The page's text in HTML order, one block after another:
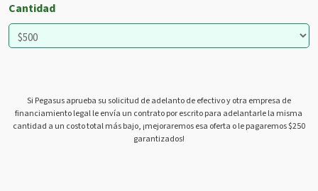
Cantidad
Si Pegasus aprueba su solicitud de adelanto de efectivo y otra empresa de
financiamiento legal le envía un contrato por escrito para adelantarle la misma
cantidad a un costo total más bajo, ¡mejoraremos esa oferta o le pagaremos $250
garantizados!